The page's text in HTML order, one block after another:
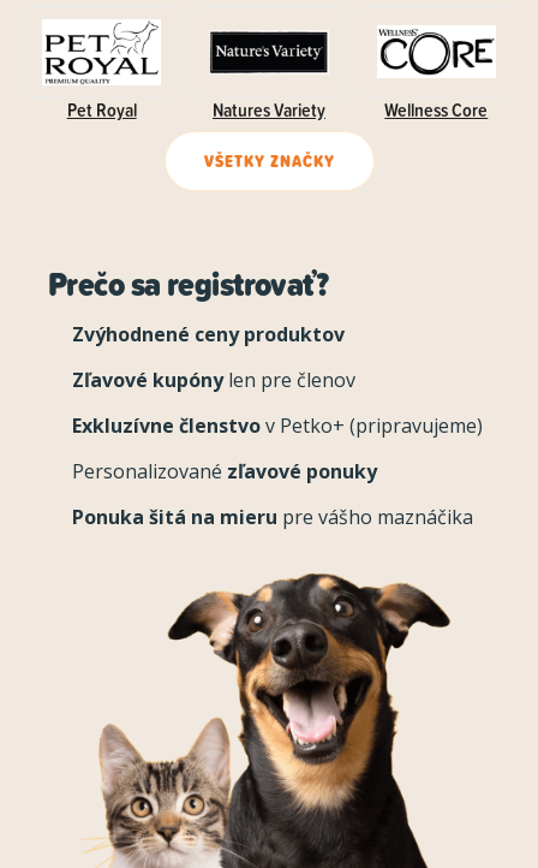
Pet Royal Natures Variety Wellness Core
VŠETKY ZNAČKY
Prečo sa registrovať?
Zvýhodnené ceny produktov
Zľavové kupónylen pre členov
Exkluzívne členstvov Petko+ (pripravujeme)
Personalizované zľavové ponuky
Ponuka šitá na mieru pre vášho maznáčika